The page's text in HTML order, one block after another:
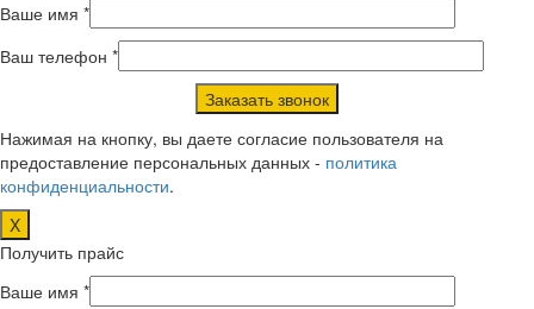
Ваше имя *
Ваш телефон *
Нажимая на кнопку, вы даете согласие пользователя на
предоставление персональных данных - политика
конфиденциальности.
X
Получить прайс
Ваше имя *